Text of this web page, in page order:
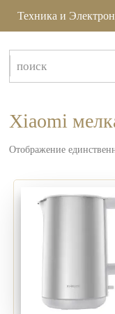
Техника и
Xiaomi
Отображение